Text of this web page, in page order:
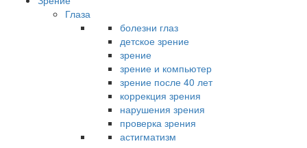
Глаза
болезни глаз
детское зрение
зрение
зрение и компьютер
зрение после 40 лет
коррекция зрения
нарушения зрения
проверка зрения
астигматизм